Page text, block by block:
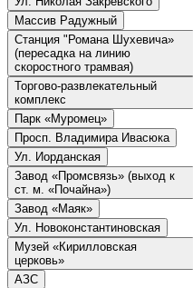
Массив Радужный
Станция "Романа Шухевича»
(пересадка на линию
скоростного трамвая)
Торгово-развлекательный
комплекс
Парк «Муромец»
Просп. Владимира Ивасюка
Ул. Иорданская
Завод «Промсвязь» (выход к
ст. м. «Почайна»)
Завод «Маяк»
Ул. Новоконстантиновская
Музей «Кирилловская
церковь»
АЗС